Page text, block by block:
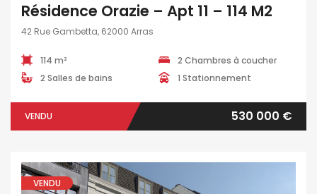
Résidence Orazie – Apt 11 – 114 M2
42 Rue Gambetta, 62000 Arras
114 m²
2 Chambres à coucher
2 Salles de bains
1 Stationnement
VENDU 530 000 €
VENDU